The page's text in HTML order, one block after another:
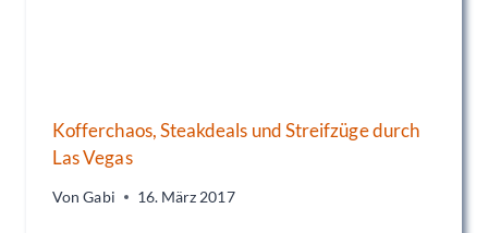
Kofferchaos, Steakdeals und Streifzüge durch
Las Vegas
Von Gabi 16. März 2017